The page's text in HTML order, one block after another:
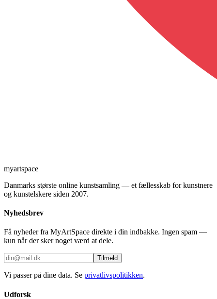
myartspace
Danmarks største online kunstsamling — et fællesskab for kunstnere
og kunstelskere siden 2007.
Nyhedsbrev
Få nyheder fra MyArtSpace direkte i din indbakke. Ingen spam —
kun når der sker noget værd at dele.
Tilmeld
Vi passer på dine data. Se privatlivspolitikken.
Udforsk